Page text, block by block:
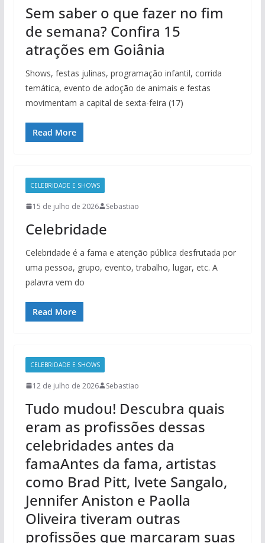
Sem saber o que fazer no fim
de semana? Confira 15
atrações em Goiânia
Shows, festas julinas, programação infantil, corrida
temática, evento de adoção de animais e festas
movimentam a capital de sexta-feira (17)
Read More
CELEBRIDADE E SHOWS
15 de julho de 2026 Sebastiao
Celebridade
Celebridade é a fama e atenção pública desfrutada por
uma pessoa, grupo, evento, trabalho, lugar, etc. A
palavra vem do
Read More
CELEBRIDADE E SHOWS
12 de julho de 2026 Sebastiao
Tudo mudou! Descubra quais
eram as profissões dessas
celebridades antes da
famaAntes da fama, artistas
como Brad Pitt, Ivete Sangalo,
Jennifer Aniston e Paolla
Oliveira tiveram outras
profissões que marcaram suas